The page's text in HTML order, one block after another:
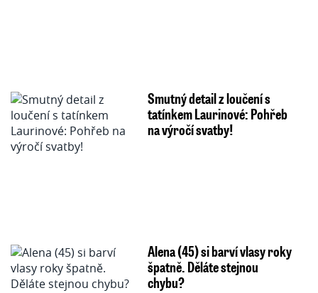
Smutný detail z loučení s
tatínkem Laurinové: Pohřeb
na výročí svatby!
Alena (45) si barví vlasy roky
špatně. Děláte stejnou
chybu?